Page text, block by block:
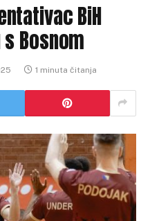
BiH
Bosnom
1 minuta čitanja